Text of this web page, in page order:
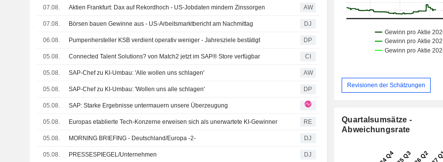
07.08. Aktien Frankfurt: Dax auf Rekordhoch - US-Jobdaten mindern Zinssorgen AW
07.08. Börsen bauen Gewinne aus - US-Arbeitsmarktbericht am Nachmittag DJ
06.08. Pumpenhersteller KSB verdient operativ weniger - Jahresziele bestätigt DP
05.08. Connected Talent Solutions? von Match2 jetzt im SAP® Store verfügbar CI
05.08. SAP-Chef zu KI-Umbau: 'Alle wollen uns schlagen' AW
05.08. SAP-Chef zu KI-Umbau: 'Wollen uns alle schlagen' DP
05.08. SAP: Starke Ergebnisse untermauern unsere Überzeugung
05.08. Europas etablierte Tech-Konzerne erweisen sich als unerwartete KI-Gewinner RE
05.08. MORNING BRIEFING - Deutschland/Europa -2- DJ
05.08. PRESSESPIEGEL/Unternehmen DJ
Revisionen der Schätzungen
Quartalsumsätze -
Abweichungsrate